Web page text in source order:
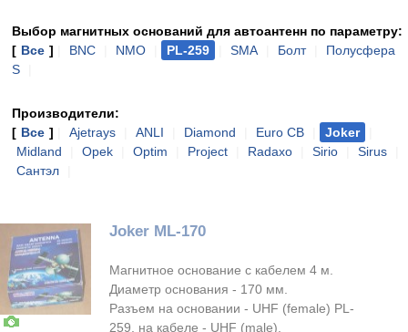
Выбор магнитных оснований для автоантенн по параметру:
[ Все ] BNC NMO PL-259 SMA Болт
Полусфера
S
Производители:
[ Все ] Ajetrays ANLI Diamond Euro CB Joker
Midland
Opek Optim Project Radaxo Sirio Sirus
Сантэл
Joker ML-170
Магнитное основание с кабелем 4 м.
Диаметр основания - 170 мм.
Разъем на основании - UHF (female) PL-
259, на кабеле - UHF (male).